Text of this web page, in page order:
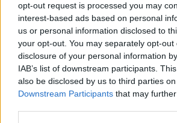
opt-out request is processed you may
interest-based ads based on personal
us or personal information disclosed to
your opt-out. You may separately opt-
disclosure of your personal information
IAB’s list of downstream participants.
also be disclosed by us to third parties
Downstream Participants that may
Commenti